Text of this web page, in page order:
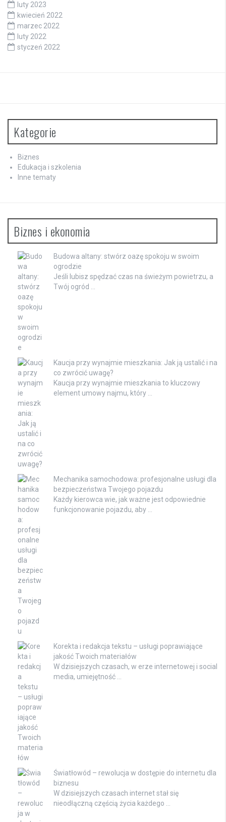
luty 2023
kwiecień 2022
marzec 2022
luty 2022
styczeń 2022
Kategorie
Biznes
Edukacja i szkolenia
Inne tematy
Biznes i ekonomia
Budowa altany: stwórz oazę spokoju w swoim
ogrodzie
Jeśli lubisz spędzać czas na świeżym powietrzu, a
Twój ogród …
Kaucja przy wynajmie mieszkania: Jak ją ustalić i na
co zwrócić uwagę?
Kaucja przy wynajmie mieszkania to kluczowy
element umowy najmu, który …
Mechanika samochodowa: profesjonalne usługi dla
bezpieczeństwa Twojego pojazdu
Każdy kierowca wie, jak ważne jest odpowiednie
funkcjonowanie pojazdu, aby …
Korekta i redakcja tekstu – usługi poprawiające
jakość Twoich materiałów
W dzisiejszych czasach, w erze internetowej i social
media, umiejętność …
Światłowód – rewolucja w dostępie do internetu dla
biznesu
W dzisiejszych czasach internet stał się
nieodłączną częścią życia każdego …